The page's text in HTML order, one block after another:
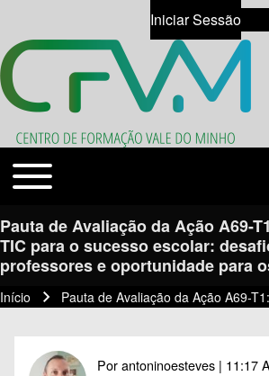
Close search
Search
Open
User account
Iniciar Sessão
Open
Temas
Toggle main menu
Pauta de Avaliação da Ação A69-
TIC para o sucesso escolar:
professores e oportunidade para
Navegação estrutural
Início Pauta de Avaliação da Ação A69-
Porantoninoesteves | 11:17